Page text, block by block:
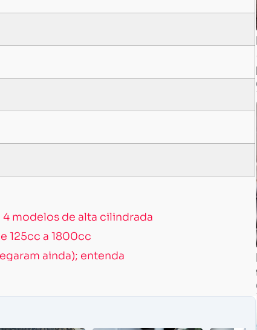
modelos de alta cilindrada
125cc a 1800cc
ainda); entenda